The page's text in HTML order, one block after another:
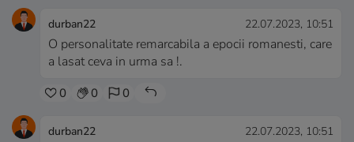
durban22 22.07.2023, 10:51
O personalitate remarcabila a epocii romanesti, care
a lasat ceva in urma sa !.
0 0 0
durban22 22.07.2023, 10:51